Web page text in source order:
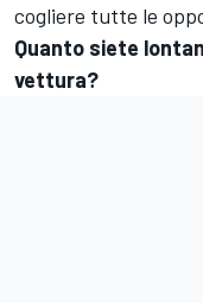
cogliere tutte le
Quanto siete
vettura?